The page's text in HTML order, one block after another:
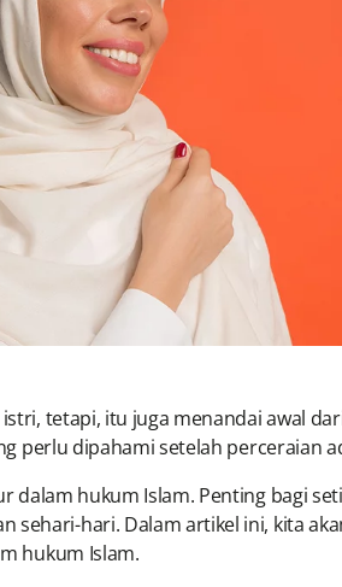
tetapi, itu juga menandai awal
perlu dipahami setelah perceraian
dalam hukum Islam. Penting bagi
sehari-hari. Dalam artikel ini, kita
hukum Islam.